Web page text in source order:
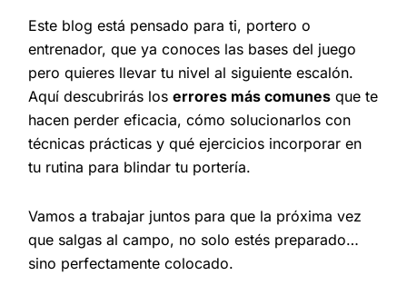
Este blog está pensado para ti, portero o
entrenador, que ya conoces las bases del juego
pero quieres llevar tu nivel al siguiente escalón.
Aquí descubrirás loserrores más comunes que te
hacen perder eficacia, cómo solucionarlos con
técnicas prácticas y qué ejercicios incorporar en
tu rutina para blindar tu portería.
Vamos a trabajar juntos para que la próxima vez
que salgas al campo, no solo estés preparado…
sino perfectamente colocado.